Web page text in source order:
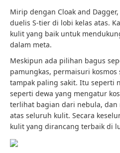
Mirip dengan Cloak and
duelis S-tier di lobi kelas atas.
kulit yang baik untuk
dalam meta.
Meskipun ada pilihan bagus
pamungkas, permaisuri
tampak paling sakit. Itu seperti
seperti dewa yang mengatur
terlihat bagian dari nebula, dan
atas seluruh kulit. Secara
kulit yang dirancang terbaik di